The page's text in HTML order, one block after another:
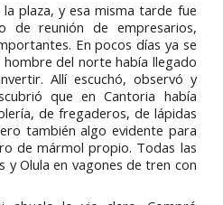
plaza, y esa misma tarde fue
de reunión de empresarios,
En pocos días ya se
del norte había llegado
Allí escuchó, observó y
que en Cantoria había
de fregaderos, de lápidas
también algo evidente para
de mármol propio. Todas las
y Olula en vagones de tren con